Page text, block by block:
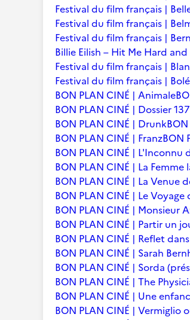
Festival du film français |
Festival du film français |
Festival du film français |
Billie Eilish – Hit Me Hard
Festival du film français |
Festival du film français |
BON PLAN CINÉ | Animale
BON PLAN CINÉ | Dossier 137
BON PLAN CINÉ | Drunk
BON PLAN CINÉ | FranzBON
BON PLAN CINÉ | L'Inconnu
BON PLAN CINÉ | La
BON PLAN CINÉ | La Venue
BON PLAN CINÉ | Le
BON PLAN CINÉ | Monsieur
BON PLAN CINÉ | Partir un
BON PLAN CINÉ | Reflet
BON PLAN CINÉ | Sarah
BON PLAN CINÉ | Sorda
BON PLAN CINÉ | The
BON PLAN CINÉ | Une
BON PLAN CINÉ | Vermiglio